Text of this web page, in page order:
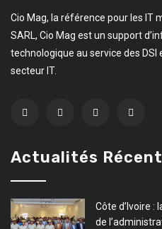
Cio Mag, la référence pour les IT
SARL, Cio Mag est un support
technologique au service des
secteur IT.
Actualités
Côte d’Ivoire :
de